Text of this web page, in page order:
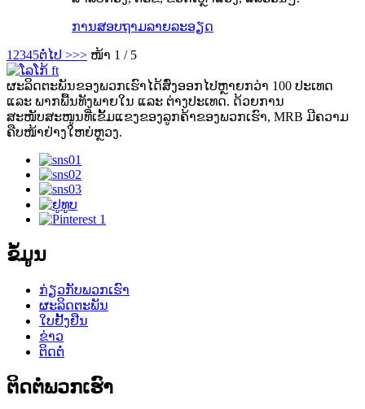
ການສອບຖາມລາຍລະອຽດ
1 2345ຕໍ່ໄປ >>> ໜ້າ 1 / 5
ຜະລິດຕະພັນຂອງພວກເຮົາໄດ້ສົ່ງອອກໄປຫຼາຍກວ່າ 100 ປະເທດ
ແລະ ພາກພື້ນທັງພາຍໃນ ແລະ ຕ່າງປະເທດ. ດ້ວຍການ
ສະໜັບສະໜູນທີ່ເຂັ້ມແຂງຂອງລູກຄ້າຂອງພວກເຮົາ, MRB ມີຄວາມ
ຄືບໜ້າຢ່າງໃຫຍ່ຫຼວງ.
ຂໍ້ມູນ
ກ່ຽວກັບພວກເຮົາ
ຜະລິດຕະພັນ
ໃບຢັ້ງຢືນ
ຂ່າວ
ຕິດຕໍ່
ຕິດຕໍ່ພວກເຮົາ